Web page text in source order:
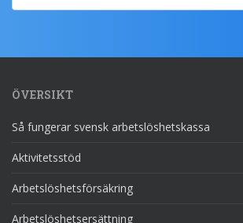
ÖVERSIKT
Så fungerar svensk arbetslöshetskassa
Aktivitetsstöd
Arbetslöshetsförsäkring
Arbetslöshetsersättning